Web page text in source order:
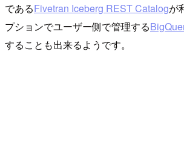
であるFivetran Iceberg REST Catalogが
プションでユーザー側で管理する
することも出来るようです。